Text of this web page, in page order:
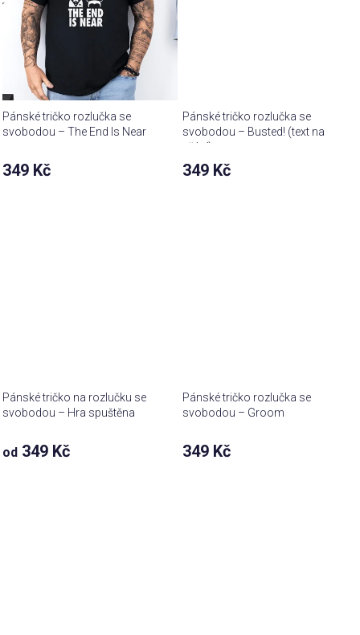
Pánské tričko rozlučka se
svobodou – The End Is Near
349 Kč
Pánské tričko rozlučka se
svobodou – Busted! (text na
přání)
349 Kč
Pánské tričko na rozlučku se
svobodou – Hra spuštěna
od 349 Kč
Pánské tričko rozlučka se
svobodou – Groom
349 Kč